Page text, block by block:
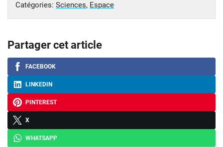
Catégories: Sciences, Espace
Partager cet article
FACEBOOK
LINKEDIN
PINTEREST
X
WHATSAPP